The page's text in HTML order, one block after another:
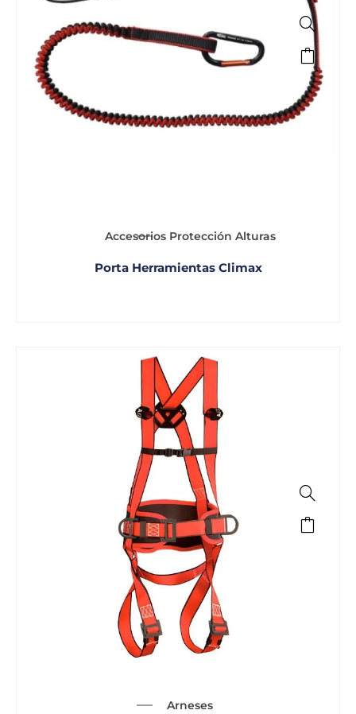
Accesorios Protección Alturas
Porta Herramientas Climax
Arneses